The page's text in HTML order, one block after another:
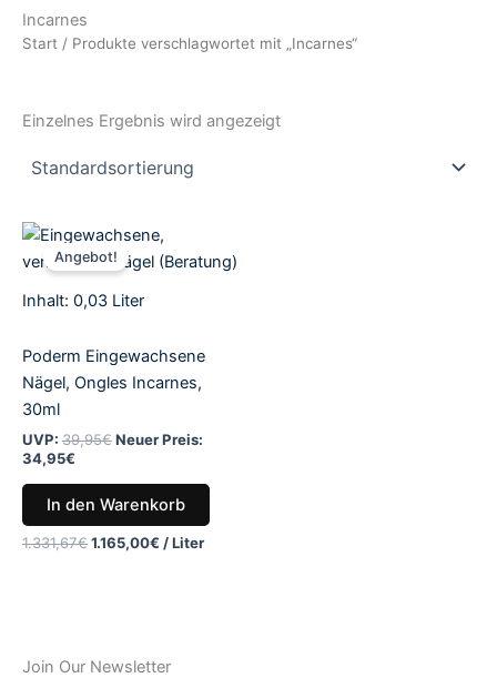
Incarnes
Start / Produkte verschlagwortet mit „Incarnes“
Einzelnes Ergebnis wird angezeigt
Inhalt: 0,03 Liter
Angebot!
Poderm Eingewachsene
Nägel, Ongles Incarnes,
30ml
UVP: 39,95€
Ursprünglicher
Preis
war:
Neuer Preis:
34,95€
Aktueller
Preis
ist:
In den Warenkorb
1.331,67€1.165,00€ /Liter
Join Our Newsletter